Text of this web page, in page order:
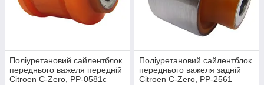
Поліуретановий сайлентблок
переднього важеля передній
Citroen C-Zero, PP-0581c
Поліуретановий сайлентблок
переднього важеля задній
Citroen C-Zero, PP-2561